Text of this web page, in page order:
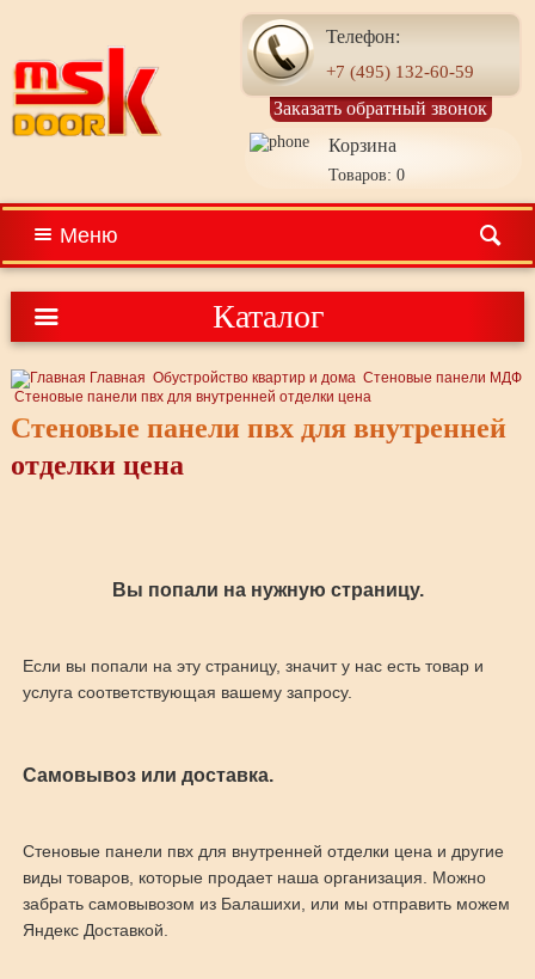
Телефон:
+7 (495) 132-60-59
Заказать обратный звонок
Корзина
Товаров: 0
Меню
Каталог
Главная Обустройство квартир и дома Стеновые панели МДФ
Стеновые панели пвх для внутренней отделки цена
Стеновые панели пвх для внутренней
отделки цена
Вы попали на нужную страницу.
Если вы попали на эту страницу, значит у нас есть товар и
услуга соответствующая вашему запросу.
Самовывоз или доставка.
Стеновые панели пвх для внутренней отделки цена и другие
виды товаров, которые продает наша организация. Можно
забрать самовывозом из Балашихи, или мы отправить можем
Яндекс Доставкой.